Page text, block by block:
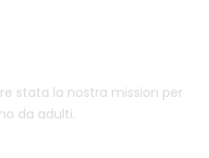
stata la nostra mission per
da adulti.